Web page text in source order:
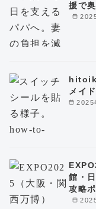
援で
2025
hitoiki
メイ
館・
攻略